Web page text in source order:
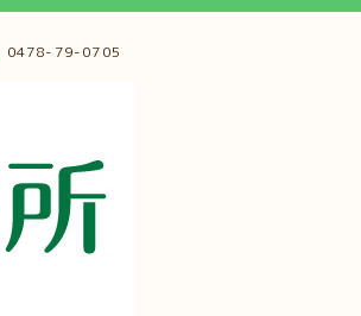
0478-79-0705